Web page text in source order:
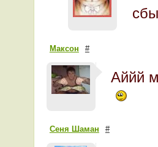
Максон #
Аййй
Сеня Шаман #